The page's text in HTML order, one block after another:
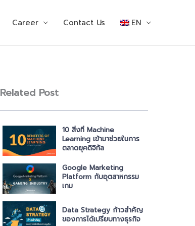
Career Contact Us EN
Related Post
10 สิ่งที่ Machine
Learning เข้ามาช่วยในการ
ตลาดยุคดิจิทัล
Google Marketing
Platform กับอุตสาหกรรม
เกม
Data Strategy ก้าวสำคัญ
ของการได้เปรียบทางธุรกิจ